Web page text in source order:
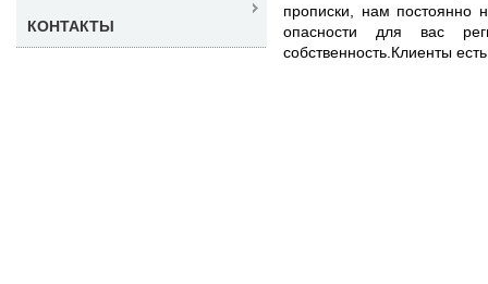
прописки, нам постоянно
опасности для вас
собственность.Клиенты
КОНТАКТЫ